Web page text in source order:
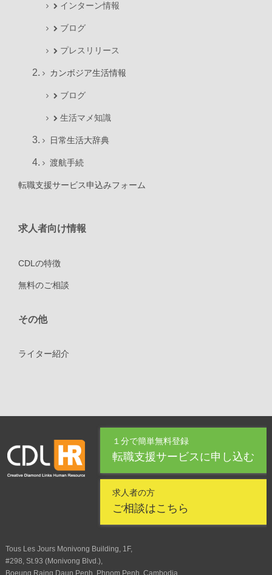
インターン情報
ブログ
プレスリリース
カンボジア生活情報
ブログ
生活マメ知識
日常生活大辞典
渡航手続
転職支援サービス申込みフォーム
求人者向け情報
CDLの特徴
無料のご相談
その他
ライター紹介
１分で簡単無料登録
転職支援サービスに申し込む
求人者の方
ご相談はこちら
Tous Les Jours Monivong Building, 1F,
#298, St.93 (Monivong Blvd.),
Boeung Raing,Daun Penh, Phnom Penh, Cambodia